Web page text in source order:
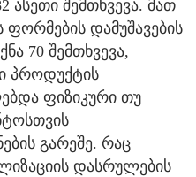
შემთხვევა. მათ
ფორმების დამუშავების
70 შემთხვევა,
პროდუქტის
ფიზიკური თუ
გარეშე. რაც
დასრულების